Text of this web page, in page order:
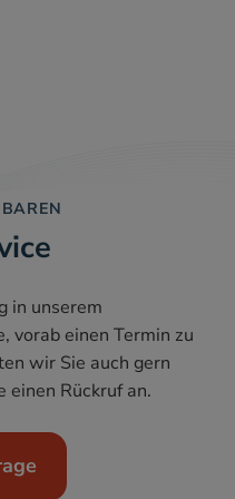
in unserem
vorab einen Termin zu
wir Sie auch gern
einen Rückruf an.